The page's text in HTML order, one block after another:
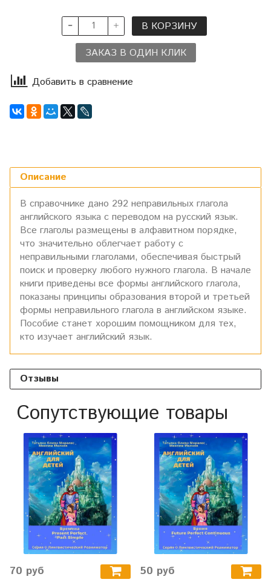
В КОРЗИНУ
ЗАКАЗ В ОДИН КЛИК
Добавить в сравнение
Описание
В справочнике дано 292 неправильных глагола
английского языка с переводом на русский язык.
Все глаголы размещены в алфавитном порядке,
что значительно облегчает работу с
неправильными глаголами, обеспечивая быстрый
поиск и проверку любого нужного глагола. В начале
книги приведены все формы английского глагола,
показаны принципы образования второй и третьей
формы неправильного глагола в английском языке.
Пособие станет хорошим помощником для тех,
кто изучает английский язык.
Отзывы
Сопутствующие товары
70 руб 50 руб